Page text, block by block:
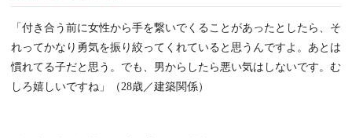
「付き合う前に女性から手を繋いでくることがあったとしたら、そ
れってかなり勇気を振り絞ってくれていると思うんですよ。あとは
慣れてる子だと思う。でも、男からしたら悪い気はしないです。む
しろ嬉しいですね」（28歳／建築関係）